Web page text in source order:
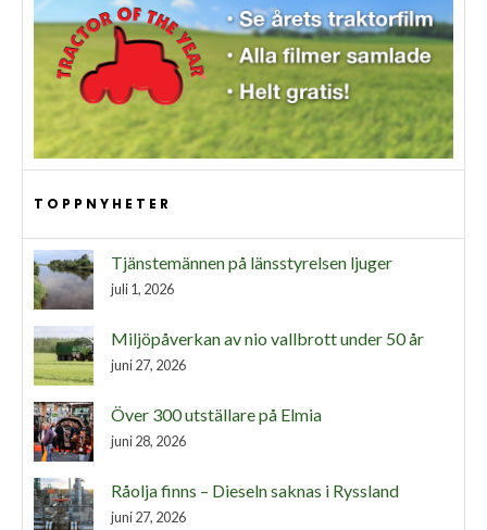
TOPPNYHETER
Tjänstemännen på länsstyrelsen ljuger
juli 1, 2026
Miljöpåverkan av nio vallbrott under 50 år
juni 27, 2026
Över 300 utställare på Elmia
juni 28, 2026
Råolja finns – Dieseln saknas i Ryssland
juni 27, 2026